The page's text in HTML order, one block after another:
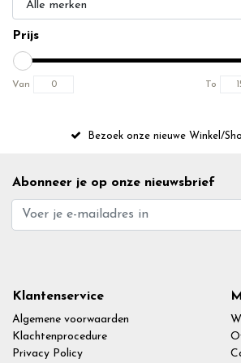
Prijs
Van To
Bezoek onze nieuwe Winkel/
Abonneer je op onze nieuwsbrief
Klantenservice
Algemene voorwaarden
Klachtenprocedure
Privacy Policy